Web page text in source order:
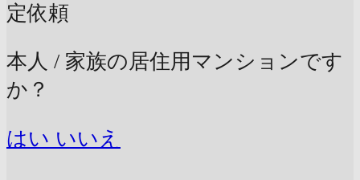
定依頼
本人 / 家族の居住用マンションです
か？
はい いいえ